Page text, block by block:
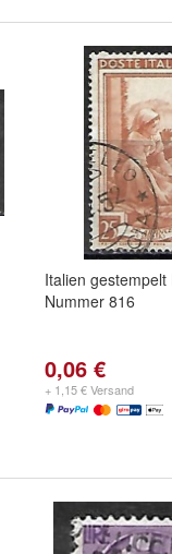
Italien gestempelt
Nummer 816
0,06 €
+ 1,15 € Versand